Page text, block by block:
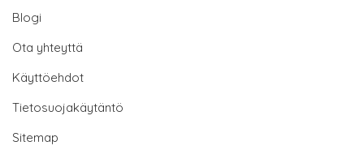
Blogi
Ota yhteyttä
Käyttöehdot
Tietosuojakäytäntö
Sitemap